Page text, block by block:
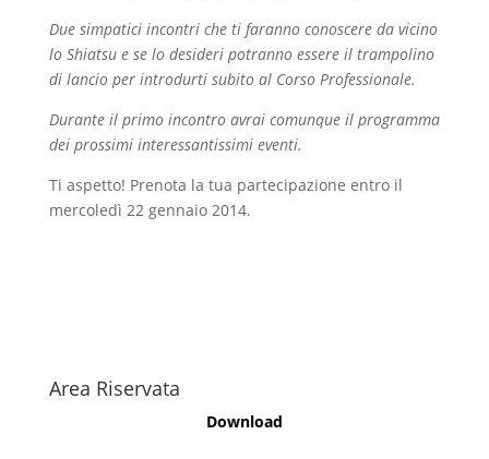
Due simpatici incontri che ti faranno conoscere da vicino
lo Shiatsu e se lo desideri potranno essere il trampolino
di lancio per introdurti subito al Corso Professionale.
Durante il primo incontro avrai comunque il programma
dei prossimi interessantissimi eventi.
Ti aspetto! Prenota la tua partecipazione entro il
mercoledì 22 gennaio 2014.
Area Riservata
Download